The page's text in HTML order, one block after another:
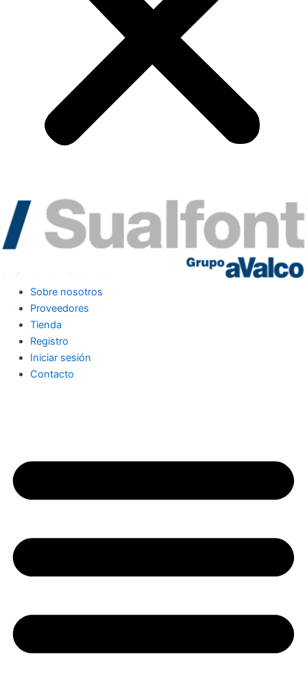
Sobre nosotros
Proveedores
Tienda
Registro
Iniciar sesión
Contacto